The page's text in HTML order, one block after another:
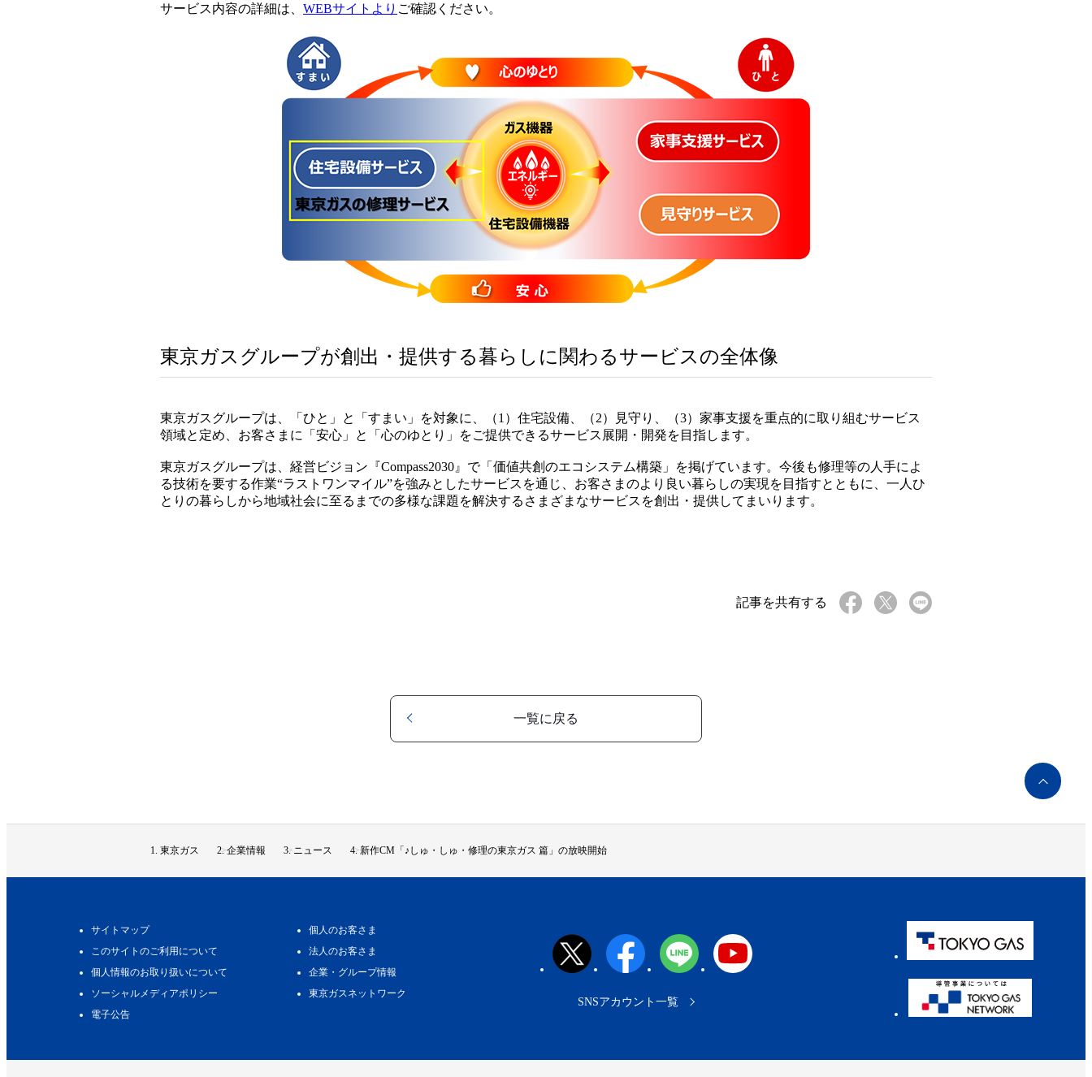
サービス内容の詳細は、 WEBサイトより ご確認ください。
東京ガスグループが創出・提供する暮らしに関わるサービスの全体像
東京ガスグループは、「ひと」と「すまい」を対象に、（1）住宅設備、（2）見守り、（3）家事支援を重点的に取り組むサービス
領域と定め、お客さまに「安心」と「心のゆとり」をご提供できるサービス展開・開発を目指します。
東京ガスグループは、経営ビジョン『Compass2030』で「価値共創のエコシステム構築」を掲げています。今後も修理等の人手によ
る技術を要する作業“ラストワンマイル”を強みとしたサービスを通じ、お客さまのより良い暮らしの実現を目指すとともに、一人ひ
とりの暮らしから地域社会に至るまでの多様な課題を解決するさまざまなサービスを創出・提供してまいります。
記事を共有する
一覧に戻る
ペ
ー
ト
東京ガス 企業情報 ニュース 新作CM「♪しゅ・しゅ・修理の東京ガス 篇」の放映開始
サイトマップ
このサイトのご利用について
個人情報のお取り扱いについて
ソーシャルメディアポリシー
電子公告
個人のお客さま
法人のお客さま
企業・グループ情報
東京ガスネットワーク
SNSアカウント一覧